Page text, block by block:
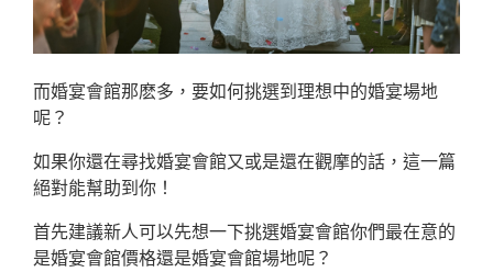
而婚宴會館那麽多，要如何挑選到理想中的婚宴場地
呢？
如果你還在尋找婚宴會館又或是還在觀摩的話，這一篇
絕對能幫助到你！
首先建議新人可以先想一下挑選婚宴會館你們最在意的
是婚宴會館價格還是婚宴會館場地呢？